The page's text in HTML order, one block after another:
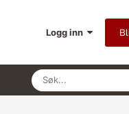
Logg inn